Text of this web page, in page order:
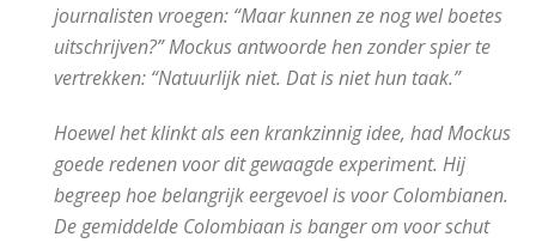
journalisten vroegen: “Maar kunnen ze nog wel boetes
uitschrijven?” Mockus antwoorde hen zonder spier te
vertrekken: “Natuurlijk niet. Dat is niet hun taak.”
Hoewel het klinkt als een krankzinnig idee, had Mockus
goede redenen voor dit gewaagde experiment. Hij
begreep hoe belangrijk eergevoel is voor Colombianen.
De gemiddelde Colombiaan is banger om voor schut